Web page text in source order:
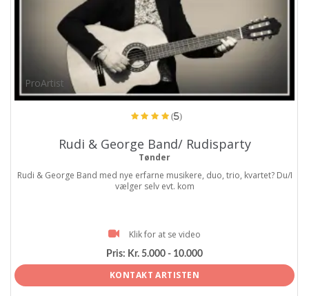
ProArtist
(5)
Rudi & George Band/ Rudisparty
Tønder
Rudi & George Band med nye erfarne musikere, duo, trio, kvartet? Du/I
vælger selv evt. kom
Klik for at se video
Pris: Kr. 5.000 - 10.000
KONTAKT ARTISTEN